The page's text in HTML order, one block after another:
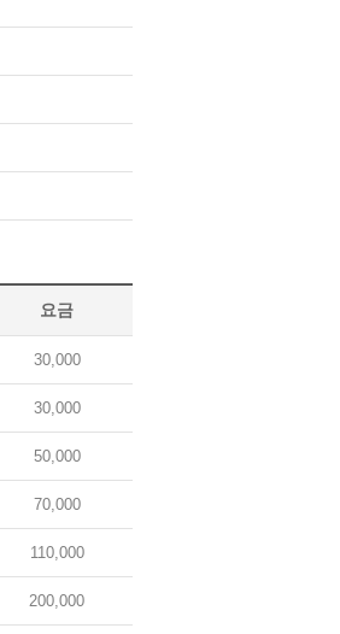
요금
30,000
30,000
50,000
70,000
110,000
200,000